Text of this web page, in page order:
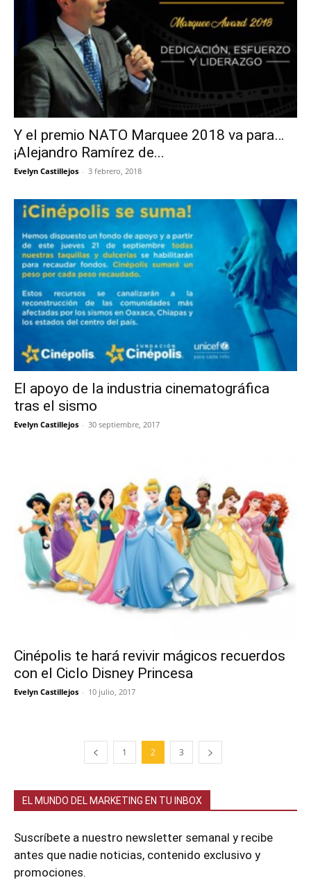
Y el premio NATO Marquee 2018 va para…
¡Alejandro Ramírez de...
Evelyn Castillejos - 3 febrero, 2018
El apoyo de la industria cinematográfica
tras el sismo
Evelyn Castillejos - 30 septiembre, 2017
Cinépolis te hará revivir mágicos recuerdos
con el Ciclo Disney Princesa
Evelyn Castillejos - 10 julio, 2017
1 2 3
EL MUNDO DEL MARKETING EN TU INBOX
Suscríbete a nuestro newsletter semanal y recibe
antes que nadie noticias, contenido exclusivo y
promociones.